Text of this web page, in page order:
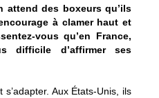
attend des boxeurs qu’ils
à clamer haut et
vous qu’en France,
difficile d’affirmer ses
Aux États-Unis, ils